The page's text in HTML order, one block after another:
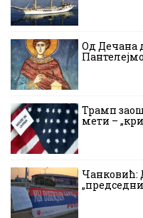
Од Дечана
Трамп
мети –
Чанковић: